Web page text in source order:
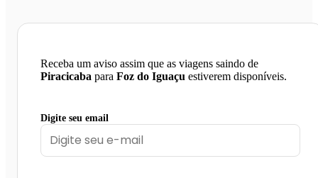
Receba um aviso assim que as viagens saindo de
Piracicaba para Foz do Iguaçu estiverem disponíveis.
Digite seu email